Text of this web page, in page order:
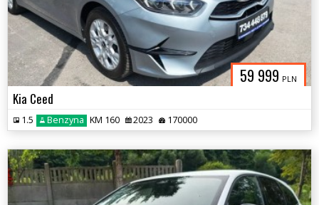
59 999 PLN
Kia Ceed
1.5 Benzyna KM 160 2023 170000